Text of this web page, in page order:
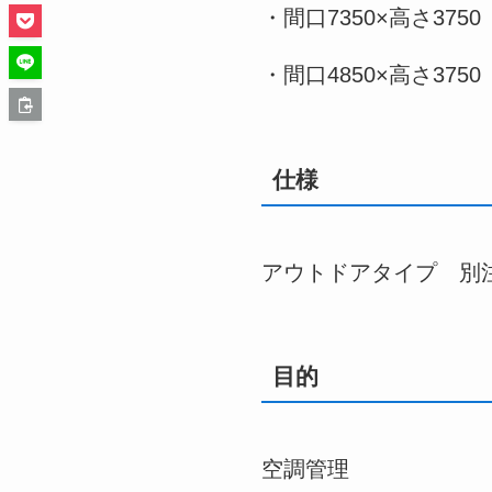
・間口7350×高さ3750
・間口4850×高さ3750
仕様
アウトドアタイプ 別
目的
空調管理